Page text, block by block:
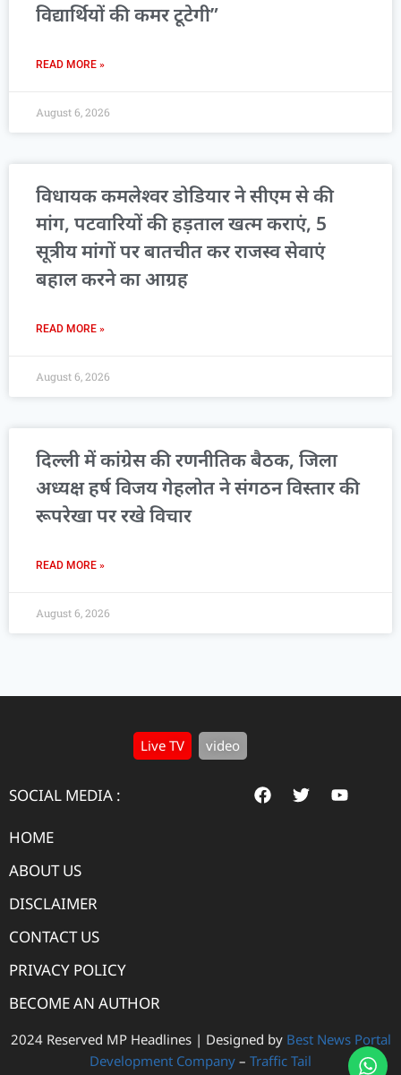
विद्यार्थियों की कमर टूटेगी”
READ MORE »
August 6, 2026
विधायक कमलेश्वर डोडियार ने सीएम से की
मांग, पटवारियों की हड़ताल खत्म कराएं, 5
सूत्रीय मांगों पर बातचीत कर राजस्व सेवाएं
बहाल करने का आग्रह
READ MORE »
August 6, 2026
दिल्ली में कांग्रेस की रणनीतिक बैठक, जिला
अध्यक्ष हर्ष विजय गेहलोत ने संगठन विस्तार की
रूपरेखा पर रखे विचार
READ MORE »
August 6, 2026
Live TV video
SOCIAL MEDIA :
HOME
ABOUT US
DISCLAIMER
CONTACT US
PRIVACY POLICY
BECOME AN AUTHOR
2024 Reserved MP Headlines | Designed by Best News Portal
Development Company – Traffic Tail